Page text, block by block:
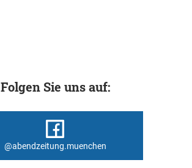
Folgen Sie uns auf:
@abendzeitung.muenchen